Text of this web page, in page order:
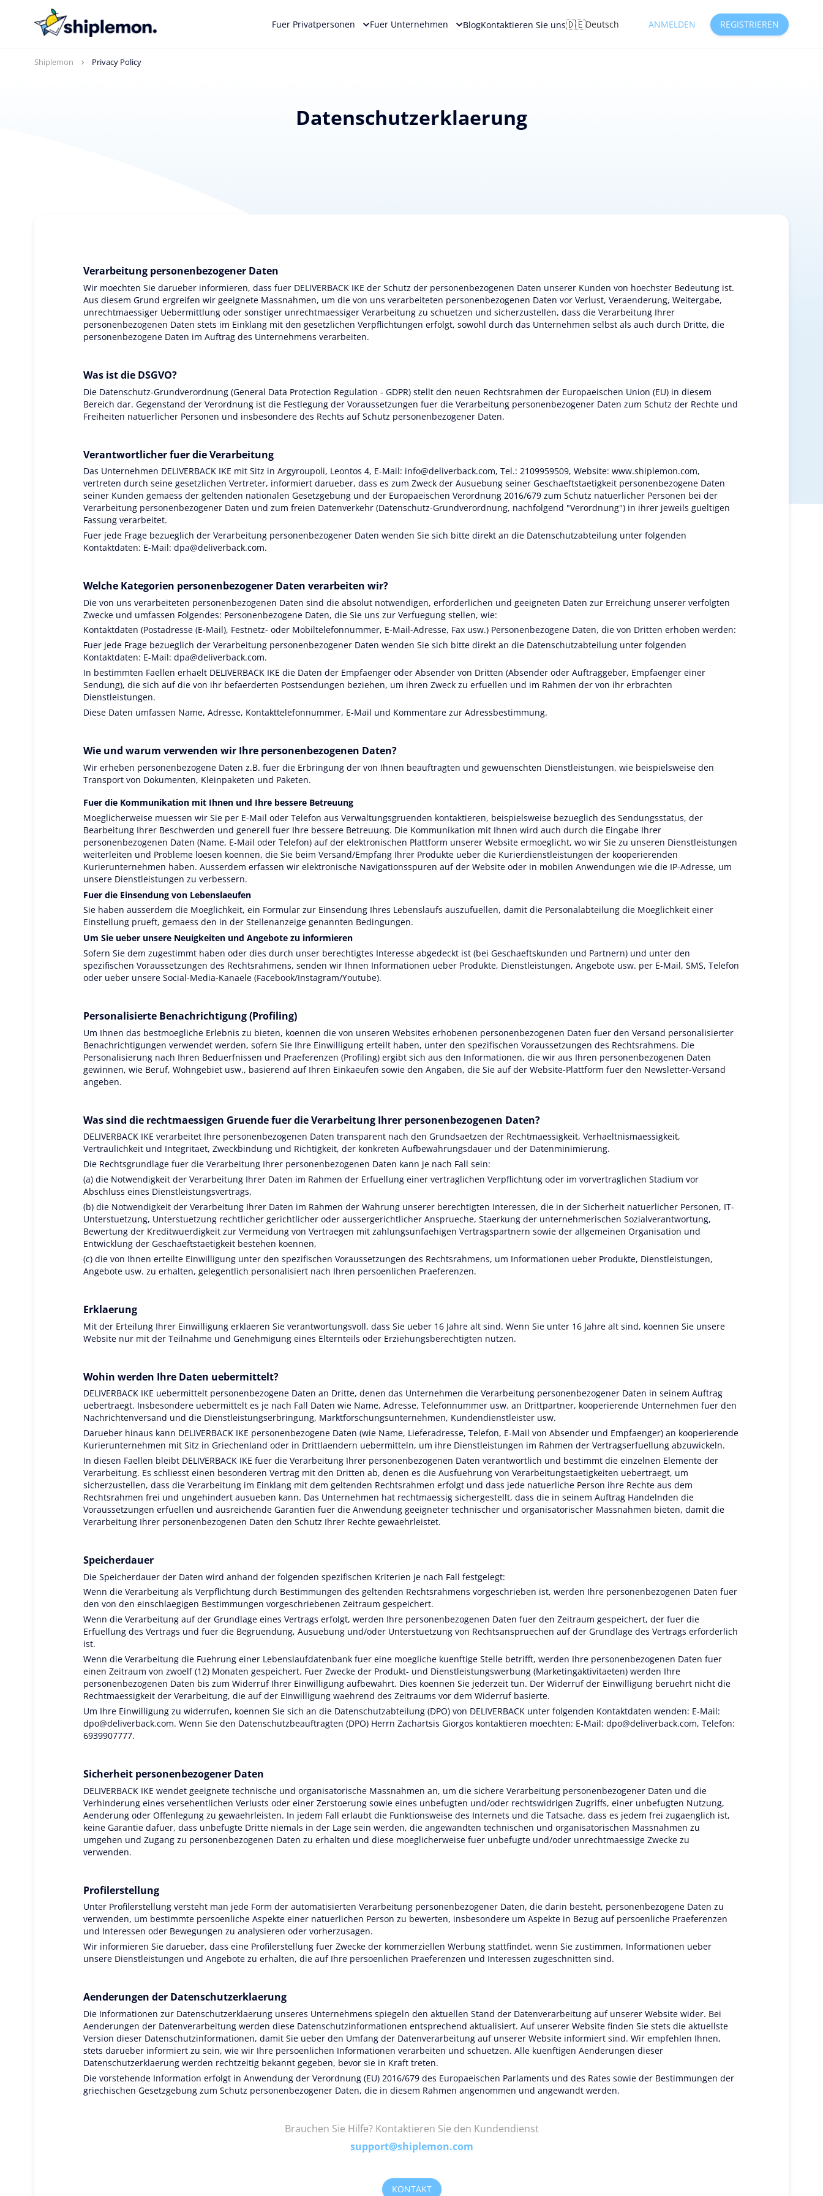
Fuer Privatpersonen Fuer Unternehmen BlogKontaktieren Sie uns🇩🇪Deutsch ANMELDEN REGISTRIEREN
Shiplemon Privacy Policy
Datenschutzerklaerung
Verarbeitung personenbezogener Daten
Wir moechten Sie darueber informieren, dass fuer DELIVERBACK IKE der Schutz der personenbezogenen Daten unserer Kunden von hoechster Bedeutung ist.
Aus diesem Grund ergreifen wir geeignete Massnahmen, um die von uns verarbeiteten personenbezogenen Daten vor Verlust, Veraenderung, Weitergabe,
unrechtmaessiger Uebermittlung oder sonstiger unrechtmaessiger Verarbeitung zu schuetzen und sicherzustellen, dass die Verarbeitung Ihrer
personenbezogenen Daten stets im Einklang mit den gesetzlichen Verpflichtungen erfolgt, sowohl durch das Unternehmen selbst als auch durch Dritte, die
personenbezogene Daten im Auftrag des Unternehmens verarbeiten.
Was ist die DSGVO?
Die Datenschutz-Grundverordnung (General Data Protection Regulation - GDPR) stellt den neuen Rechtsrahmen der Europaeischen Union (EU) in diesem
Bereich dar. Gegenstand der Verordnung ist die Festlegung der Voraussetzungen fuer die Verarbeitung personenbezogener Daten zum Schutz der Rechte und
Freiheiten natuerlicher Personen und insbesondere des Rechts auf Schutz personenbezogener Daten.
Verantwortlicher fuer die Verarbeitung
Das Unternehmen DELIVERBACK IKE mit Sitz in Argyroupoli, Leontos 4, E-Mail: info@deliverback.com, Tel.: 2109959509, Website: www.shiplemon.com,
vertreten durch seine gesetzlichen Vertreter, informiert darueber, dass es zum Zweck der Ausuebung seiner Geschaeftstaetigkeit personenbezogene Daten
seiner Kunden gemaess der geltenden nationalen Gesetzgebung und der Europaeischen Verordnung 2016/679 zum Schutz natuerlicher Personen bei der
Verarbeitung personenbezogener Daten und zum freien Datenverkehr (Datenschutz-Grundverordnung, nachfolgend "Verordnung") in ihrer jeweils gueltigen
Fassung verarbeitet.
Fuer jede Frage bezueglich der Verarbeitung personenbezogener Daten wenden Sie sich bitte direkt an die Datenschutzabteilung unter folgenden
Kontaktdaten: E-Mail: dpa@deliverback.com.
Welche Kategorien personenbezogener Daten verarbeiten wir?
Die von uns verarbeiteten personenbezogenen Daten sind die absolut notwendigen, erforderlichen und geeigneten Daten zur Erreichung unserer verfolgten
Zwecke und umfassen Folgendes: Personenbezogene Daten, die Sie uns zur Verfuegung stellen, wie:
Kontaktdaten (Postadresse (E-Mail), Festnetz- oder Mobiltelefonnummer, E-Mail-Adresse, Fax usw.) Personenbezogene Daten, die von Dritten erhoben werden:
Fuer jede Frage bezueglich der Verarbeitung personenbezogener Daten wenden Sie sich bitte direkt an die Datenschutzabteilung unter folgenden
Kontaktdaten: E-Mail: dpa@deliverback.com.
In bestimmten Faellen erhaelt DELIVERBACK IKE die Daten der Empfaenger oder Absender von Dritten (Absender oder Auftraggeber, Empfaenger einer
Sendung), die sich auf die von ihr befaerderten Postsendungen beziehen, um ihren Zweck zu erfuellen und im Rahmen der von ihr erbrachten
Dienstleistungen.
Diese Daten umfassen Name, Adresse, Kontakttelefonnummer, E-Mail und Kommentare zur Adressbestimmung.
Wie und warum verwenden wir Ihre personenbezogenen Daten?
Wir erheben personenbezogene Daten z.B. fuer die Erbringung der von Ihnen beauftragten und gewuenschten Dienstleistungen, wie beispielsweise den
Transport von Dokumenten, Kleinpaketen und Paketen.
Fuer die Kommunikation mit Ihnen und Ihre bessere Betreuung
Moeglicherweise muessen wir Sie per E-Mail oder Telefon aus Verwaltungsgruenden kontaktieren, beispielsweise bezueglich des Sendungsstatus, der
Bearbeitung Ihrer Beschwerden und generell fuer Ihre bessere Betreuung. Die Kommunikation mit Ihnen wird auch durch die Eingabe Ihrer
personenbezogenen Daten (Name, E-Mail oder Telefon) auf der elektronischen Plattform unserer Website ermoeglicht, wo wir Sie zu unseren Dienstleistungen
weiterleiten und Probleme loesen koennen, die Sie beim Versand/Empfang Ihrer Produkte ueber die Kurierdienstleistungen der kooperierenden
Kurierunternehmen haben. Ausserdem erfassen wir elektronische Navigationsspuren auf der Website oder in mobilen Anwendungen wie die IP-Adresse, um
unsere Dienstleistungen zu verbessern.
Fuer die Einsendung von Lebenslaeufen
Sie haben ausserdem die Moeglichkeit, ein Formular zur Einsendung Ihres Lebenslaufs auszufuellen, damit die Personalabteilung die Moeglichkeit einer
Einstellung prueft, gemaess den in der Stellenanzeige genannten Bedingungen.
Um Sie ueber unsere Neuigkeiten und Angebote zu informieren
Sofern Sie dem zugestimmt haben oder dies durch unser berechtigtes Interesse abgedeckt ist (bei Geschaeftskunden und Partnern) und unter den
spezifischen Voraussetzungen des Rechtsrahmens, senden wir Ihnen Informationen ueber Produkte, Dienstleistungen, Angebote usw. per E-Mail, SMS, Telefon
oder ueber unsere Social-Media-Kanaele (Facebook/Instagram/Youtube).
Personalisierte Benachrichtigung (Profiling)
Um Ihnen das bestmoegliche Erlebnis zu bieten, koennen die von unseren Websites erhobenen personenbezogenen Daten fuer den Versand personalisierter
Benachrichtigungen verwendet werden, sofern Sie Ihre Einwilligung erteilt haben, unter den spezifischen Voraussetzungen des Rechtsrahmens. Die
Personalisierung nach Ihren Beduerfnissen und Praeferenzen (Profiling) ergibt sich aus den Informationen, die wir aus Ihren personenbezogenen Daten
gewinnen, wie Beruf, Wohngebiet usw., basierend auf Ihren Einkaeufen sowie den Angaben, die Sie auf der Website-Plattform fuer den Newsletter-Versand
angeben.
Was sind die rechtmaessigen Gruende fuer die Verarbeitung Ihrer personenbezogenen Daten?
DELIVERBACK IKE verarbeitet Ihre personenbezogenen Daten transparent nach den Grundsaetzen der Rechtmaessigkeit, Verhaeltnismaessigkeit,
Vertraulichkeit und Integritaet, Zweckbindung und Richtigkeit, der konkreten Aufbewahrungsdauer und der Datenminimierung.
Die Rechtsgrundlage fuer die Verarbeitung Ihrer personenbezogenen Daten kann je nach Fall sein:
(a) die Notwendigkeit der Verarbeitung Ihrer Daten im Rahmen der Erfuellung einer vertraglichen Verpflichtung oder im vorvertraglichen Stadium vor
Abschluss eines Dienstleistungsvertrags,
(b) die Notwendigkeit der Verarbeitung Ihrer Daten im Rahmen der Wahrung unserer berechtigten Interessen, die in der Sicherheit natuerlicher Personen, IT-
Unterstuetzung, Unterstuetzung rechtlicher gerichtlicher oder aussergerichtlicher Ansprueche, Staerkung der unternehmerischen Sozialverantwortung,
Bewertung der Kreditwuerdigkeit zur Vermeidung von Vertraegen mit zahlungsunfaehigen Vertragspartnern sowie der allgemeinen Organisation und
Entwicklung der Geschaeftstaetigkeit bestehen koennen,
(c) die von Ihnen erteilte Einwilligung unter den spezifischen Voraussetzungen des Rechtsrahmens, um Informationen ueber Produkte, Dienstleistungen,
Angebote usw. zu erhalten, gelegentlich personalisiert nach Ihren persoenlichen Praeferenzen.
Erklaerung
Mit der Erteilung Ihrer Einwilligung erklaeren Sie verantwortungsvoll, dass Sie ueber 16 Jahre alt sind. Wenn Sie unter 16 Jahre alt sind, koennen Sie unsere
Website nur mit der Teilnahme und Genehmigung eines Elternteils oder Erziehungsberechtigten nutzen.
Wohin werden Ihre Daten uebermittelt?
DELIVERBACK IKE uebermittelt personenbezogene Daten an Dritte, denen das Unternehmen die Verarbeitung personenbezogener Daten in seinem Auftrag
uebertraegt. Insbesondere uebermittelt es je nach Fall Daten wie Name, Adresse, Telefonnummer usw. an Drittpartner, kooperierende Unternehmen fuer den
Nachrichtenversand und die Dienstleistungserbringung, Marktforschungsunternehmen, Kundendienstleister usw.
Darueber hinaus kann DELIVERBACK IKE personenbezogene Daten (wie Name, Lieferadresse, Telefon, E-Mail von Absender und Empfaenger) an kooperierende
Kurierunternehmen mit Sitz in Griechenland oder in Drittlaendern uebermitteln, um ihre Dienstleistungen im Rahmen der Vertragserfuellung abzuwickeln.
In diesen Faellen bleibt DELIVERBACK IKE fuer die Verarbeitung Ihrer personenbezogenen Daten verantwortlich und bestimmt die einzelnen Elemente der
Verarbeitung. Es schliesst einen besonderen Vertrag mit den Dritten ab, denen es die Ausfuehrung von Verarbeitungstaetigkeiten uebertraegt, um
sicherzustellen, dass die Verarbeitung im Einklang mit dem geltenden Rechtsrahmen erfolgt und dass jede natuerliche Person ihre Rechte aus dem
Rechtsrahmen frei und ungehindert ausueben kann. Das Unternehmen hat rechtmaessig sichergestellt, dass die in seinem Auftrag Handelnden die
Voraussetzungen erfuellen und ausreichende Garantien fuer die Anwendung geeigneter technischer und organisatorischer Massnahmen bieten, damit die
Verarbeitung Ihrer personenbezogenen Daten den Schutz Ihrer Rechte gewaehrleistet.
Speicherdauer
Die Speicherdauer der Daten wird anhand der folgenden spezifischen Kriterien je nach Fall festgelegt:
Wenn die Verarbeitung als Verpflichtung durch Bestimmungen des geltenden Rechtsrahmens vorgeschrieben ist, werden Ihre personenbezogenen Daten fuer
den von den einschlaegigen Bestimmungen vorgeschriebenen Zeitraum gespeichert.
Wenn die Verarbeitung auf der Grundlage eines Vertrags erfolgt, werden Ihre personenbezogenen Daten fuer den Zeitraum gespeichert, der fuer die
Erfuellung des Vertrags und fuer die Begruendung, Ausuebung und/oder Unterstuetzung von Rechtsanspruechen auf der Grundlage des Vertrags erforderlich
ist.
Wenn die Verarbeitung die Fuehrung einer Lebenslaufdatenbank fuer eine moegliche kuenftige Stelle betrifft, werden Ihre personenbezogenen Daten fuer
einen Zeitraum von zwoelf (12) Monaten gespeichert. Fuer Zwecke der Produkt- und Dienstleistungswerbung (Marketingaktivitaeten) werden Ihre
personenbezogenen Daten bis zum Widerruf Ihrer Einwilligung aufbewahrt. Dies koennen Sie jederzeit tun. Der Widerruf der Einwilligung beruehrt nicht die
Rechtmaessigkeit der Verarbeitung, die auf der Einwilligung waehrend des Zeitraums vor dem Widerruf basierte.
Um Ihre Einwilligung zu widerrufen, koennen Sie sich an die Datenschutzabteilung (DPO) von DELIVERBACK unter folgenden Kontaktdaten wenden: E-Mail:
dpo@deliverback.com. Wenn Sie den Datenschutzbeauftragten (DPO) Herrn Zachartsis Giorgos kontaktieren moechten: E-Mail: dpo@deliverback.com, Telefon:
6939907777.
Sicherheit personenbezogener Daten
DELIVERBACK IKE wendet geeignete technische und organisatorische Massnahmen an, um die sichere Verarbeitung personenbezogener Daten und die
Verhinderung eines versehentlichen Verlusts oder einer Zerstoerung sowie eines unbefugten und/oder rechtswidrigen Zugriffs, einer unbefugten Nutzung,
Aenderung oder Offenlegung zu gewaehrleisten. In jedem Fall erlaubt die Funktionsweise des Internets und die Tatsache, dass es jedem frei zugaenglich ist,
keine Garantie dafuer, dass unbefugte Dritte niemals in der Lage sein werden, die angewandten technischen und organisatorischen Massnahmen zu
umgehen und Zugang zu personenbezogenen Daten zu erhalten und diese moeglicherweise fuer unbefugte und/oder unrechtmaessige Zwecke zu
verwenden.
Profilerstellung
Unter Profilerstellung versteht man jede Form der automatisierten Verarbeitung personenbezogener Daten, die darin besteht, personenbezogene Daten zu
verwenden, um bestimmte persoenliche Aspekte einer natuerlichen Person zu bewerten, insbesondere um Aspekte in Bezug auf persoenliche Praeferenzen
und Interessen oder Bewegungen zu analysieren oder vorherzusagen.
Wir informieren Sie darueber, dass eine Profilerstellung fuer Zwecke der kommerziellen Werbung stattfindet, wenn Sie zustimmen, Informationen ueber
unsere Dienstleistungen und Angebote zu erhalten, die auf Ihre persoenlichen Praeferenzen und Interessen zugeschnitten sind.
Aenderungen der Datenschutzerklaerung
Die Informationen zur Datenschutzerklaerung unseres Unternehmens spiegeln den aktuellen Stand der Datenverarbeitung auf unserer Website wider. Bei
Aenderungen der Datenverarbeitung werden diese Datenschutzinformationen entsprechend aktualisiert. Auf unserer Website finden Sie stets die aktuellste
Version dieser Datenschutzinformationen, damit Sie ueber den Umfang der Datenverarbeitung auf unserer Website informiert sind. Wir empfehlen Ihnen,
stets darueber informiert zu sein, wie wir Ihre persoenlichen Informationen verarbeiten und schuetzen. Alle kuenftigen Aenderungen dieser
Datenschutzerklaerung werden rechtzeitig bekannt gegeben, bevor sie in Kraft treten.
Die vorstehende Information erfolgt in Anwendung der Verordnung (EU) 2016/679 des Europaeischen Parlaments und des Rates sowie der Bestimmungen der
griechischen Gesetzgebung zum Schutz personenbezogener Daten, die in diesem Rahmen angenommen und angewandt werden.
Brauchen Sie Hilfe? Kontaktieren Sie den Kundendienst
support@shiplemon.com
KONTAKT